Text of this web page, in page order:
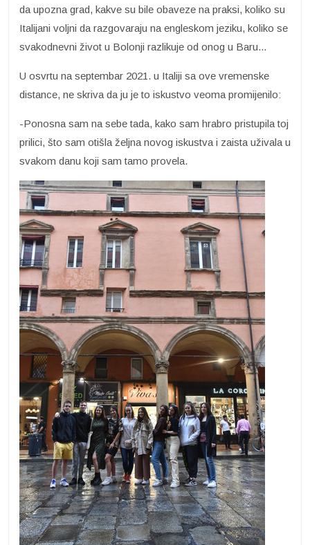
da upozna grad, kakve su bile obaveze na praksi, koliko su
Italijani voljni da razgovaraju na engleskom jeziku, koliko se
svakodnevni život u Bolonji razlikuje od onog u Baru...
U osvrtu na septembar 2021. u Italiji sa ove vremenske
distance, ne skriva da ju je to iskustvo veoma promijenilo:
-Ponosna sam na sebe tada, kako sam hrabro pristupila toj
prilici, što sam otišla željna novog iskustva i zaista uživala u
svakom danu koji sam tamo provela.